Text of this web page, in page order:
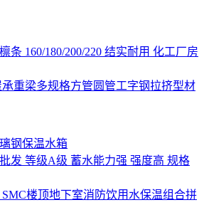
条 160/180/200/220 结实耐用 化工厂房
重梁多规格方管圆管工字钢拉挤型材
钢保温水箱
发 等级A级 蓄水能力强 强度高 规格
楼顶地下室消防饮用水保温组合拼